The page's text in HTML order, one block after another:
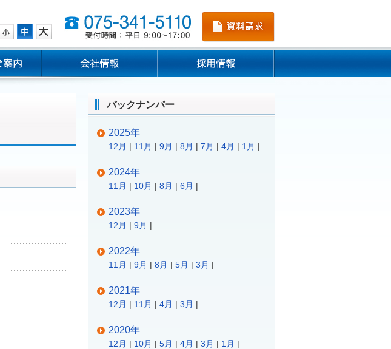
バックナンバー
2025年
12月 | 11月 | 9月 | 8月 | 7月 | 4月 | 1月 |
2024年
11月 | 10月 | 8月 | 6月 |
2023年
12月 | 9月 |
2022年
11月 | 9月 | 8月 | 5月 | 3月 |
2021年
12月 | 11月 | 4月 | 3月 |
2020年
12月 | 10月 | 5月 | 4月 | 3月 | 1月 |